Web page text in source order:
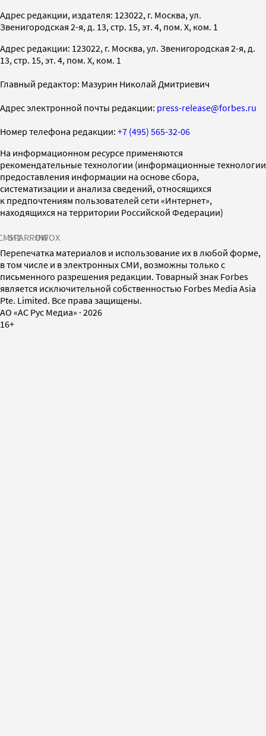
Адрес редакции, издателя: 123022, г. Москва, ул.
Звенигородская 2-я, д. 13, стр. 15, эт. 4, пом. X, ком. 1
Адрес редакции: 123022, г. Москва, ул. Звенигородская 2-я, д.
13, стр. 15, эт. 4, пом. X, ком. 1
Главный редактор: Мазурин Николай Дмитриевич
Адрес электронной почты редакции: press-release@forbes.ru
Номер телефона редакции: +7 (495) 565-32-06
На информационном ресурсе применяются
рекомендательные технологии (информационные технологии
предоставления информации на основе сбора,
систематизации и анализа сведений, относящихся
к предпочтениям пользователей сети «Интернет»,
находящихся на территории Российской Федерации)
SPARROWINFOX
Перепечатка материалов и использование их в любой форме,
в том числе и в электронных СМИ, возможны только с
письменного разрешения редакции. Товарный знак Forbes
является исключительной собственностью Forbes Media Asia
Pte. Limited. Все права защищены.
AO «АС Рус Медиа» · 2026
16+